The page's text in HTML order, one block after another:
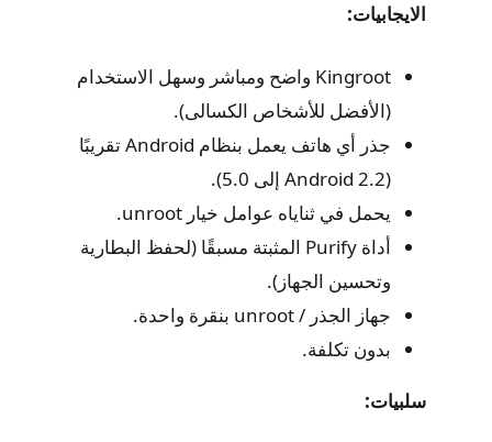
الايجابيات:
Kingroot واضح ومباشر وسهل الاستخدام
(الأفضل للأشخاص الكسالى).
جذر أي هاتف يعمل بنظام Android تقريبًا
(Android 2.2 إلى 5.0).
يحمل في ثناياه عوامل خيار unroot.
أداة Purify المثبتة مسبقًا (لحفظ البطارية
وتحسين الجهاز).
جهاز الجذر / unroot بنقرة واحدة.
بدون تكلفة.
سلبيات: